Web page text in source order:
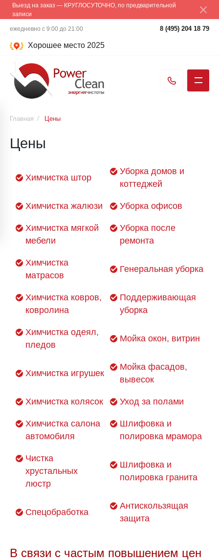
Выезд на заказ — КРУГЛОСУТОЧНО, по предварительной
записи
ежедневно с 9:00 до 21:00 8 (495) 204 18 79
Хорошее место 2025
Главная / Цены
Цены
Химчистка штор
Уборка домов и
коттеджей
Химчистка жалюзи Уборка офисов
Химчистка мягкой
мебели
Уборка после
ремонта
Химчистка
матрасов
Генеральная уборка
Химчистка ковров,
ковролина
Поддерживающая
уборка
Химчистка одеял,
пледов
Мойка окон, витрин
Химчистка игрушек
Мойка фасадов,
вывесок
Химчистка колясок Уход за полами
Химчистка салона
автомобиля
Шлифовка и
полировка мрамора
Чистка
хрустальных
люстр
Шлифовка и
полировка гранита
Спецобработка
Антискользящая
защита
В связи с частым повышением цен